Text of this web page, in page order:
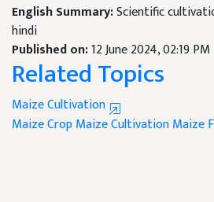
English Summary:Scientific
hindi
Published on:12 June 2024, 02:19 PM
Related Topics
Maize Cultivation
Maize CropMaize CultivationMaize